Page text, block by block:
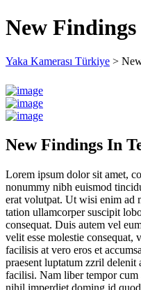
New
Yaka Kamerası Türkiye >
New Findings In
Lorem ipsum dolor sit amet,
nonummy nibh euismod
erat volutpat. Ut wisi enim ad
tation ullamcorper suscipit
consequat. Duis autem vel
velit esse molestie
facilisis at vero eros et
praesent luptatum zzril delenit
facilisi. Nam liber tempor